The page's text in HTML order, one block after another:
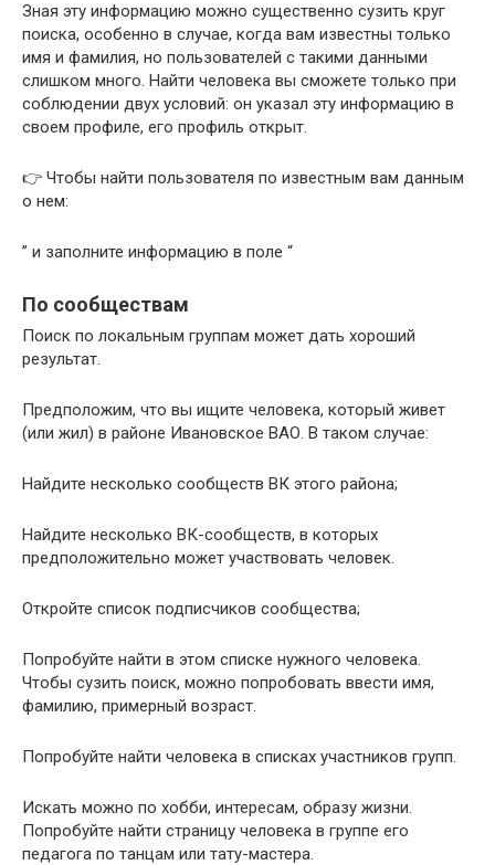
Зная эту информацию можно существенно сузить круг
поиска, особенно в случае, когда вам известны только
имя и фамилия, но пользователей с такими данными
слишком много. Найти человека вы сможете только при
соблюдении двух условий: он указал эту информацию в
своем профиле, его профиль открыт.
👉 Чтобы найти пользователя по известным вам данным
о нем:
” и заполните информацию в поле “
По сообществам
Поиск по локальным группам может дать хороший
результат.
Предположим, что вы ищите человека, который живет
(или жил) в районе Ивановское ВАО. В таком случае:
Найдите несколько сообществ ВК этого района;
Найдите несколько ВК-сообществ, в которых
предположительно может участвовать человек.
Откройте список подписчиков сообщества;
Попробуйте найти в этом списке нужного человека.
Чтобы сузить поиск, можно попробовать ввести имя,
фамилию, примерный возраст.
Попробуйте найти человека в списках участников групп.
Искать можно по хобби, интересам, образу жизни.
Попробуйте найти страницу человека в группе его
педагога по танцам или тату-мастера.